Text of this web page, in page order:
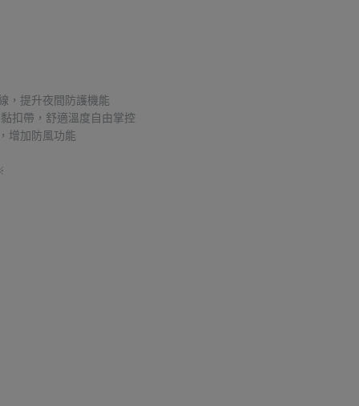
，提升夜間防護機能
扣帶，舒適溫度自由掌控
增加防風功能